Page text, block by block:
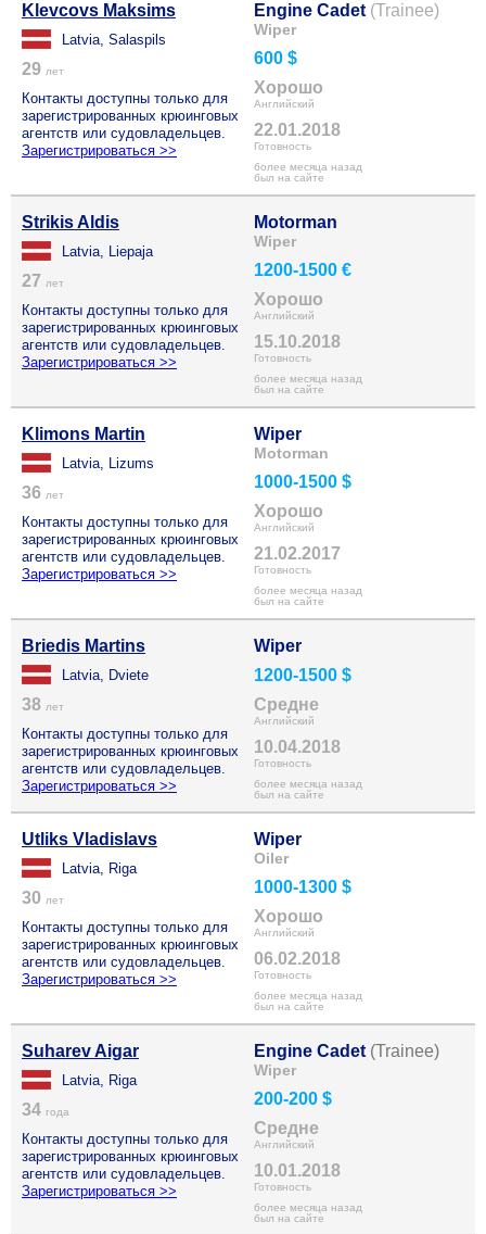
Klevcovs Maksims
Latvia, Salaspils
29 лет
Контакты доступны только для
зарегистрированных крюинговых
агентств или судовладельцев.
Зарегистрироваться >>
Engine Cadet (Trainee)
Wiper
600 $
Хорошо
Английский
22.01.2018
Готовность
более месяца назад
был на сайте
Strikis Aldis
Latvia, Liepaja
27 лет
Контакты доступны только для
зарегистрированных крюинговых
агентств или судовладельцев.
Зарегистрироваться >>
Motorman
Wiper
1200-1500 €
Хорошо
Английский
15.10.2018
Готовность
более месяца назад
был на сайте
Klimons Martin
Latvia, Lizums
36 лет
Контакты доступны только для
зарегистрированных крюинговых
агентств или судовладельцев.
Зарегистрироваться >>
Wiper
Motorman
1000-1500 $
Хорошо
Английский
21.02.2017
Готовность
более месяца назад
был на сайте
Briedis Martins
Latvia, Dviete
38 лет
Контакты доступны только для
зарегистрированных крюинговых
агентств или судовладельцев.
Зарегистрироваться >>
Wiper
1200-1500 $
Средне
Английский
10.04.2018
Готовность
более месяца назад
был на сайте
Utliks Vladislavs
Latvia, Riga
30 лет
Контакты доступны только для
зарегистрированных крюинговых
агентств или судовладельцев.
Зарегистрироваться >>
Wiper
Oiler
1000-1300 $
Хорошо
Английский
06.02.2018
Готовность
более месяца назад
был на сайте
Suharev Aigar
Latvia, Riga
34 года
Контакты доступны только для
зарегистрированных крюинговых
агентств или судовладельцев.
Зарегистрироваться >>
Engine Cadet (Trainee)
Wiper
200-200 $
Средне
Английский
10.01.2018
Готовность
более месяца назад
был на сайте